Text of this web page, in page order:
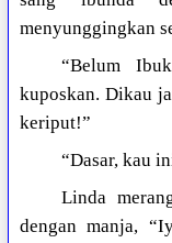
menyunggingkan
“Belum
kuposkan. Dikau
keriput!”
“Dasar, kau
Linda
dengan manja,